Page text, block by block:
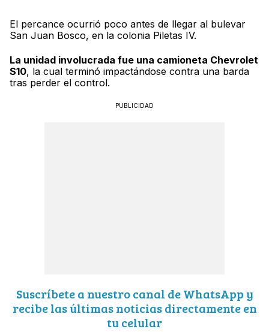
El percance ocurrió poco antes de llegar al bulevar
San Juan Bosco, en la colonia Piletas IV.
La unidad involucrada fue una camioneta Chevrolet
S10, la cual terminó impactándose contra una barda
tras perder el control.
PUBLICIDAD
Suscríbete a nuestro canal de WhatsApp y
recibe las últimas noticias directamente en
tu celular